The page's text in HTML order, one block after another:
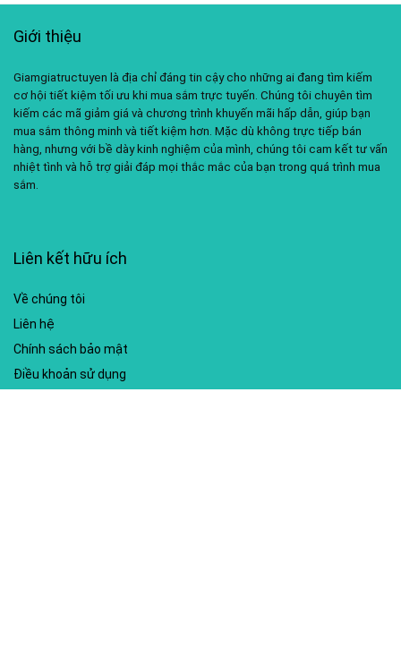
Giới thiệu
Giamgiatructuyen là địa chỉ đáng tin cậy cho những ai đang tìm kiếm
cơ hội tiết kiệm tối ưu khi mua sắm trực tuyến. Chúng tôi chuyên tìm
kiếm các mã giảm giá và chương trình khuyến mãi hấp dẫn, giúp bạn
mua sắm thông minh và tiết kiệm hơn. Mặc dù không trực tiếp bán
hàng, nhưng với bề dày kinh nghiệm của mình, chúng tôi cam kết tư vấn
nhiệt tình và hỗ trợ giải đáp mọi thắc mắc của bạn trong quá trình mua
sắm.
Liên kết hữu ích
Về chúng tôi
Liên hệ
Chính sách bảo mật
Điều khoản sử dụng